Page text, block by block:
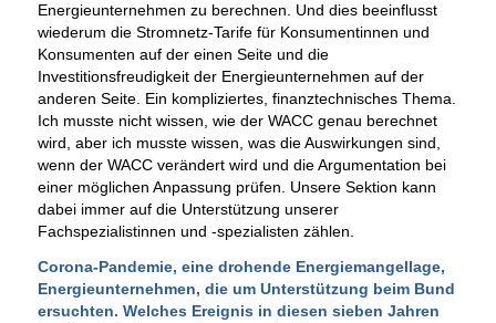
Energieunternehmen zu berechnen. Und dies beeinflusst
wiederum die Stromnetz-Tarife für Konsumentinnen und
Konsumenten auf der einen Seite und die
Investitionsfreudigkeit der Energieunternehmen auf der
anderen Seite. Ein kompliziertes, finanztechnisches Thema.
Ich musste nicht wissen, wie der WACC genau berechnet
wird, aber ich musste wissen, was die Auswirkungen sind,
wenn der WACC verändert wird und die Argumentation bei
einer möglichen Anpassung prüfen. Unsere Sektion kann
dabei immer auf die Unterstützung unserer
Fachspezialistinnen und -spezialisten zählen.
Corona-Pandemie, eine drohende Energiemangellage,
Energieunternehmen, die um Unterstützung beim Bund
ersuchten. Welches Ereignis in diesen sieben Jahren